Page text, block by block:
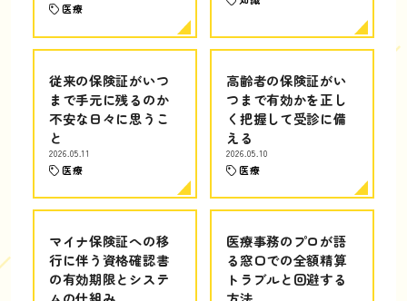
医療
従来の保険証がいつ
まで手元に残るのか
不安な日々に思うこ
と
2026.05.11
医療
高齢者の保険証がい
つまで有効かを正し
く把握して受診に備
える
2026.05.10
医療
マイナ保険証への移
行に伴う資格確認書
の有効期限とシステ
医療事務のプロが語
る窓口での全額精算
トラブルと回避する